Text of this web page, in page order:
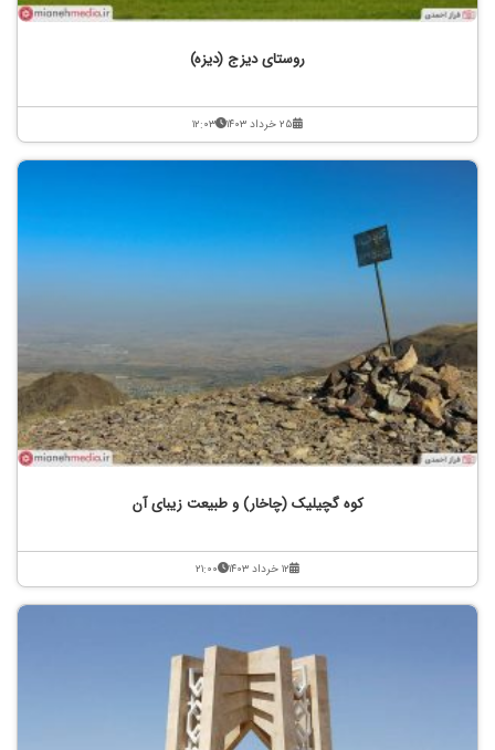
روستای دیزج (دیزه)
۲۵ خرداد ۱۴۰۳ ۱۲:۰۳
کوه گچیلیک (چاخار) و طبیعت زیبای آن
۱۲ خرداد ۱۴۰۳ ۲۱:۰۰